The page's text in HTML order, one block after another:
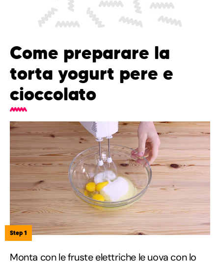
Come preparare la
torta yogurt pere e
cioccolato
Step 1
Monta con le fruste elettriche le uova con lo